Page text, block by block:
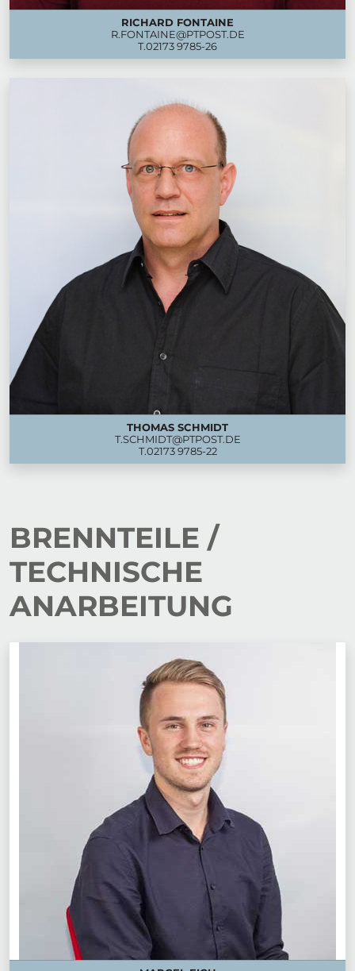
RICHARD FONTAINE
R.FONTAINE@PTPOST.DE
T.02173 9785-26
THOMAS SCHMIDT
T.SCHMIDT@PTPOST.DE
T.02173 9785-22
BRENNTEILE /
TECHNISCHE
ANARBEITUNG